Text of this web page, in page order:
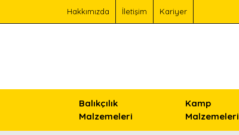
Hakkımızda İletişim Kariyer
Balıkçılık
Malzemeleri
Kamp
Malzemeleri